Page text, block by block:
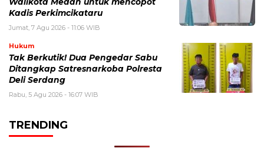
Walikota Medan untuk mencopot
Kadis Perkimcikataru
Jumat, 7 Agu 2026 - 11:06 WIB
Hukum
Tak Berkutik! Dua Pengedar Sabu
Ditangkap Satresnarkoba Polresta
Deli Serdang
Rabu, 5 Agu 2026 - 16:07 WIB
TRENDING